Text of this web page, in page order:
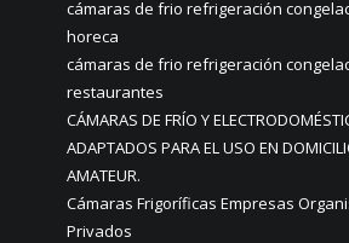
cámaras de frio refrigeración
horeca
cámaras de frio refrigeración
restaurantes
CÁMARAS DE FRÍO Y
ADAPTADOS PARA EL USO EN
AMATEUR.
Cámaras Frigoríficas Empresas
Privados